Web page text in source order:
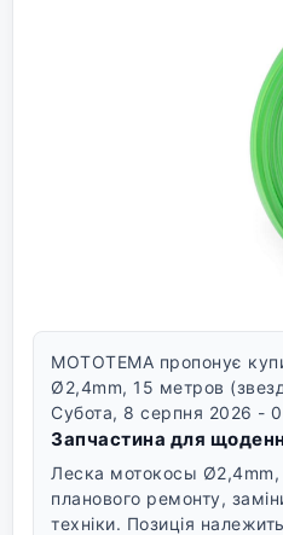
MOTOTEMA пропонує
Ø2,4mm, 15 метров
Субота, 8 серпня 2026 -
Запчастина для
Леска мотокосы Ø2,4mm,
планового ремонту,
техніки. Позиція